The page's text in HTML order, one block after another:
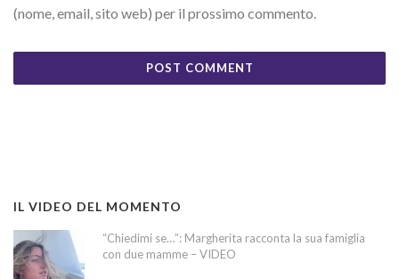
(nome, email, sito web) per il prossimo commento.
IL VIDEO DEL MOMENTO
“Chiedimi se…”: Margherita racconta la sua famiglia
con due mamme – VIDEO